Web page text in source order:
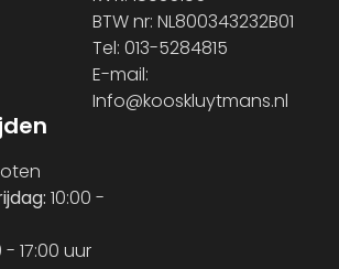
BTW nr: NL800343232B01
Tel: 013-5284815
E-mail:
Info@kooskluytmans.nl
10:00 -
- 17:00 uur